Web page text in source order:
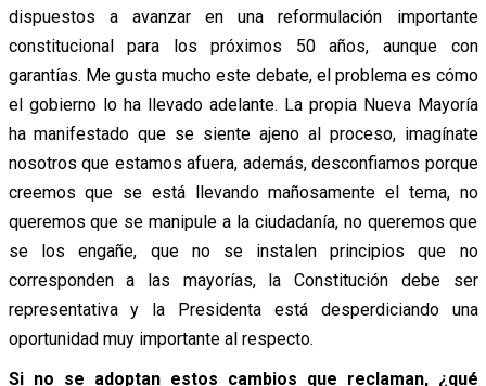
dispuestos a avanzar en una reformulación importante
constitucional para los próximos 50 años, aunque con
garantías. Me gusta mucho este debate, el problema es cómo
el gobierno lo ha llevado adelante. La propia Nueva Mayoría
ha manifestado que se siente ajeno al proceso, imagínate
nosotros que estamos afuera, además, desconfiamos porque
creemos que se está llevando mañosamente el tema, no
queremos que se manipule a la ciudadanía, no queremos que
se los engañe, que no se instalen principios que no
corresponden a las mayorías, la Constitución debe ser
representativa y la Presidenta está desperdiciando una
oportunidad muy importante al respecto.
Si no se adoptan estos cambios que reclaman, ¿qué